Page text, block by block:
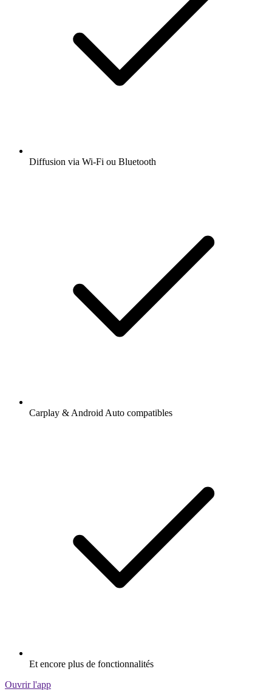
Diffusion via Wi-Fi ou Bluetooth
Carplay & Android Auto compatibles
Et encore plus de fonctionnalités
Ouvrir l'app